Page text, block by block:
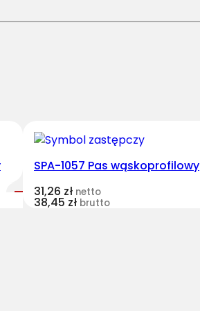
SPA-1057 Pas wąskoprofilowy
31,26 zł netto
38,45 zł brutto